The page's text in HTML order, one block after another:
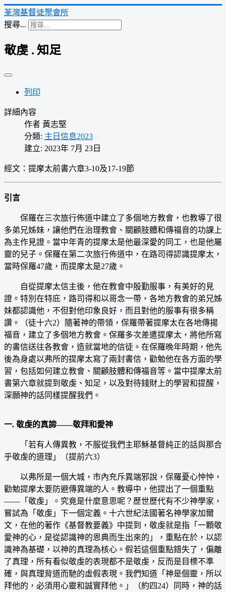
荃灣基督徒聚會所
搜尋...
敬虔 . 知足
列印
詳細內容
作者 黃志堅
分類: 主日信息2023
建立: 2023年 7月 23日
經文：提摩太前書六章3-10及17-19節
引言
保羅在三次旅行佈道中建立了多個地方教會，也教導了很
多弟兄姊妹，讓他們在治理教會、關顧肢體和傳福音的功課上
為主作見證。當中年青的提摩太是他最深愛的同工，也是他屬
靈的兒子。保羅在第二次旅行佈道中，在路司得認識提摩太，
當時保羅47歲，而提摩太是27歲。
自從提摩太信主後，他在教會中殷勤服事，有美好的見
證。特別在特庇，路司得和以哥念一帶，各地方教會的弟兄姊
妹都認識他，不但對他印象良好，而且對他的服事有很多稱
讚。（徒十六2）隨著神的帶領，保羅帶著提摩太在各地傳揚
福音，建立了多個地方教會。保羅多次差遣提摩太，將他所寫
的書信送往各教會，造就當地的信徒。在保羅晚年時期，他先
後為身處以弗所的提摩太寫了兩封書信，勸勉他在各方面的學
習，包括如何建立教會、關顧肢體和傳福音等。當中提摩太前
書第六章就提到敬虔、知足，以及對待錢財上的學習和提醒，
深願神的話同樣提醒我們。
一. 敬虔的真諦——敬拜和愛神
「若有人傳異教，不服從我們主耶穌基督純正的話與那合
乎敬虔的道理」（提前六3）
以弗所是一個大城，市內充斥異端邪說，保羅憂心忡忡，
勸勉提摩太要防避傳異端的人。教導中，他提出了一個重點
——「敬虔」。究竟是什麼意思呢？歷世歷代有不少神學家，
嘗試為「敬虔」下一個定義。十六世紀法國著名神學家加爾
文，在他的著作《基督教要義》中提到，敬虔就是指「一顆敬
愛神的心，是從認識神的恩典而生出來的」，重點在於，以認
識神為基礎，以神的真理為核心。假若這個重點錯失了，偏離
了真理，所有看似敬虔的表現都不是敬虔，反而是目標不準
確，與真理背道而馳的虛假表現。我們知道「神是個靈，所以
拜他的，必須用心靈和誠實拜他。」（約四24）同時，神的話